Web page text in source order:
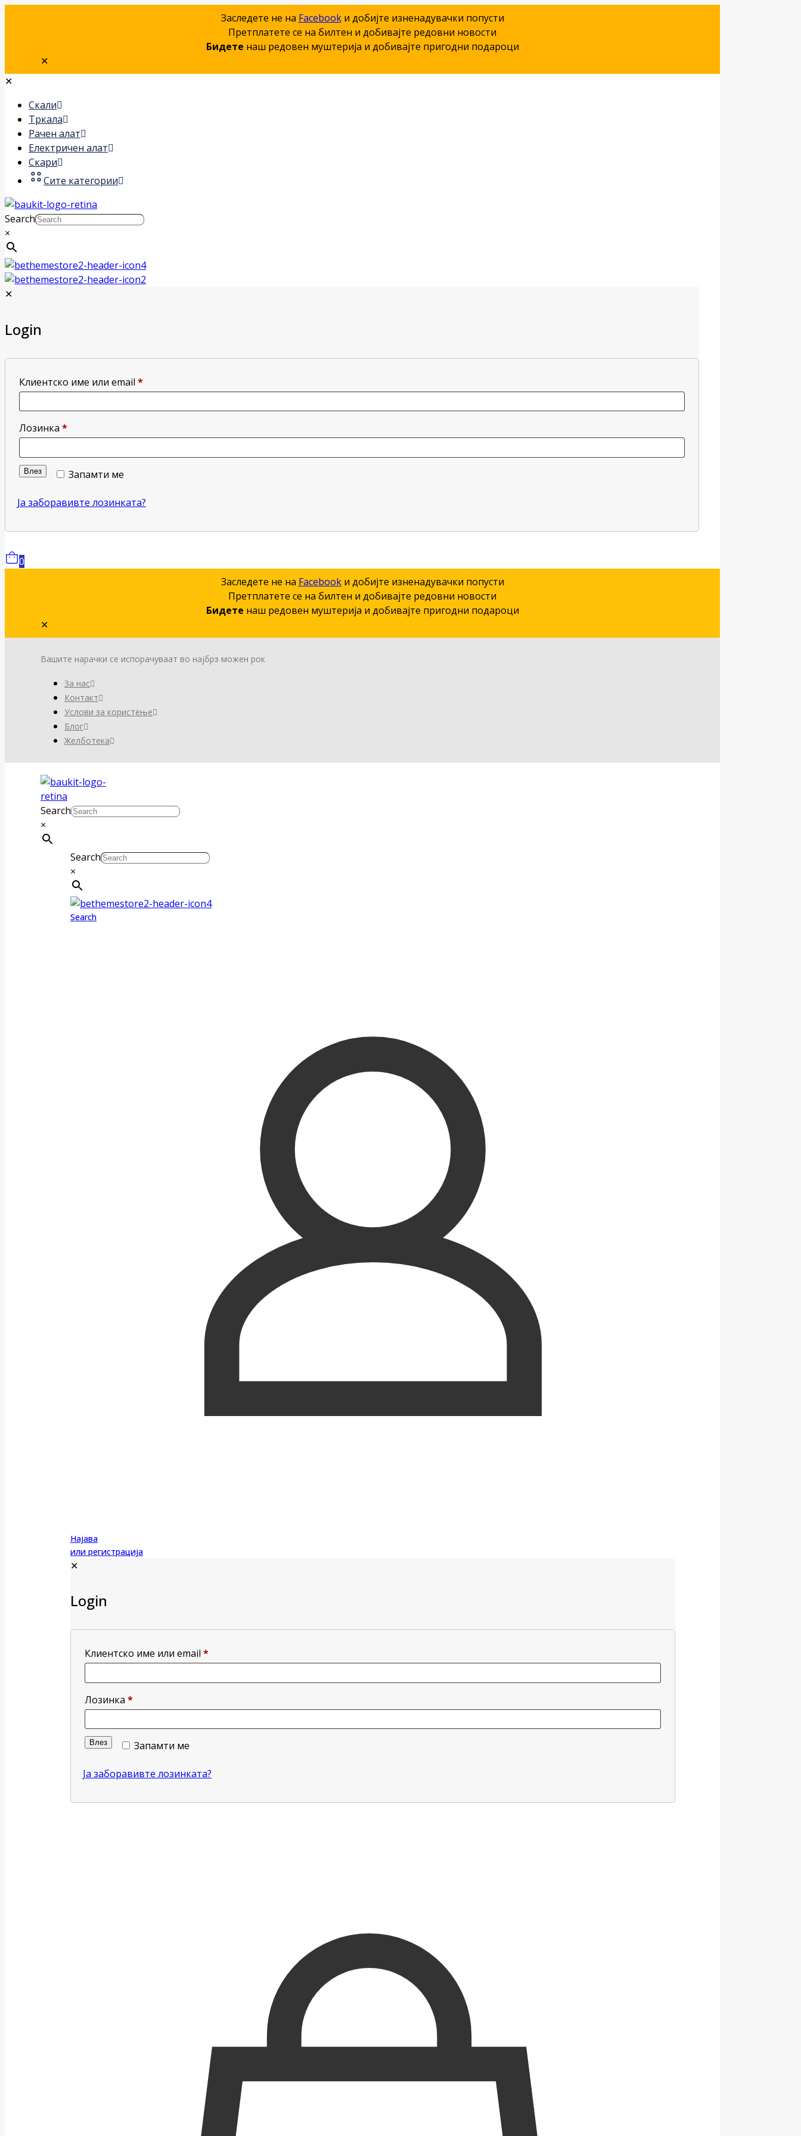
Заследете не на Facebookи добијте изненадувачки попусти
Претплатете се на билтен и добивајте редовни новости
Бидете наш редовен муштерија и добивајте пригодни подароци
✕
✕
Скали
Тркала
Рачен алат
Електричен алат
Скари
Сите категории
Search
×
✕
Login
Клиентско име или email *
Лозинка *
Запамти ме
Влез
Ја заборавивте лозинката?
0
Заследете не на Facebookи добијте изненадувачки попусти
Претплатете се на билтен и добивајте редовни новости
Бидете наш редовен муштерија и добивајте пригодни подароци
✕
Вашите нарачки се испорачуваат во најбрз можен рок
За нас
Контакт
Услови за користење
Блог
Желботека
Search
×
Search
×
Search
Најава
или регистрација
✕
Login
Клиентско име или email *
Лозинка *
Запамти ме
Влез
Ја заборавивте лозинката?